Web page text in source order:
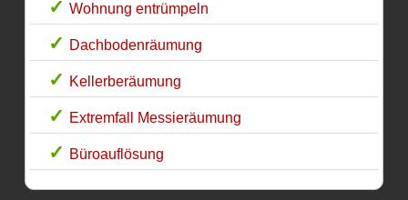
Wohnung entrümpeln
Dachbodenräumung
Kellerberäumung
Extremfall Messieräumung
Büroauflösung